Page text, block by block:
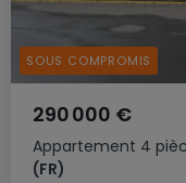
Appartement 4
(FR)
290 000 €
SOUS COMPROMIS